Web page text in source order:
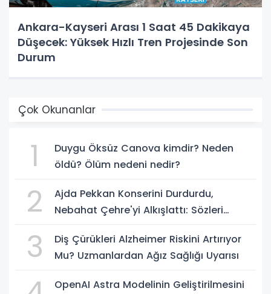
Ankara-Kayseri Arası 1 Saat 45 Dakikaya
Düşecek: Yüksek Hızlı Tren Projesinde Son
Durum
Çok Okunanlar
1
Duygu Öksüz Canova kimdir? Neden
öldü? Ölüm nedeni nedir?
2
Ajda Pekkan Konserini Durdurdu,
Nebahat Çehre'yi Alkışlattı: Sözleri
3
Diş Çürükleri Alzheimer Riskini Artırıyor
Mu? Uzmanlardan Ağız Sağlığı Uyarısı
OpenAI Astra Modelinin Geliştirilmesini